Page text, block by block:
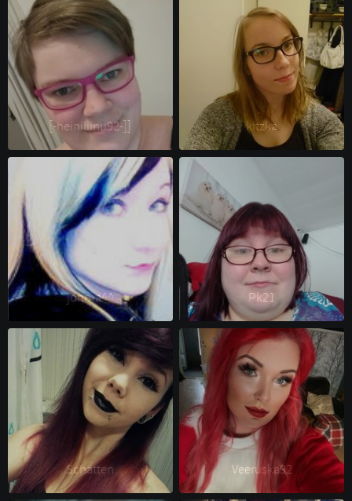
[-heiniliinu92-]] kitzka
jonn-a^^ Pk21
Schatten Veeruska92